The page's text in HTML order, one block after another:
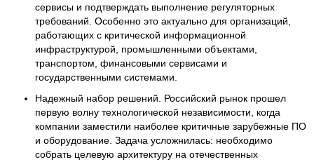
сервисы и подтверждать выполнение регуляторных
требований. Особенно это актуально для организаций,
работающих с критической информационной
инфраструктурой, промышленными объектами,
транспортом, финансовыми сервисами и
государственными системами.
Надежный набор решений. Российский рынок прошел
первую волну технологической независимости, когда
компании заместили наиболее критичные зарубежные ПО
и оборудование. Задача усложнилась: необходимо
собрать целевую архитектуру на отечественных